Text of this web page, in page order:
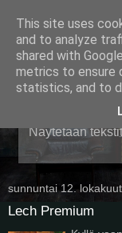
Näytetään
sunnuntai 12.
Lech Premium
This site uses
and to analyze
shared with
metrics to ensure
statistics, and to